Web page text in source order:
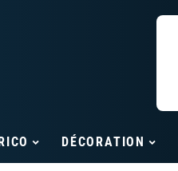
DÉCORATION